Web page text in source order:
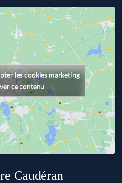
les cookies marketing
ce contenu
Caudéran